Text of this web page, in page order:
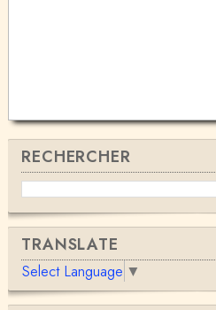
RECHERCHER
TRANSLATE
Select Language ▼